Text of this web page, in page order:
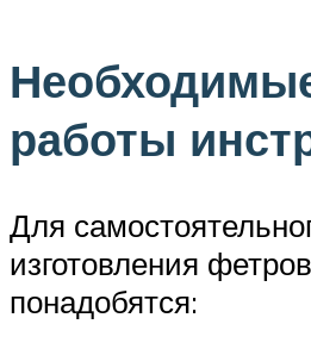
работы
Для
изготовления
понадобятся: